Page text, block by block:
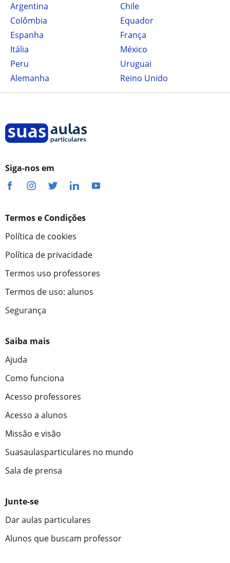
Argentina
Chile
Colômbia
Equador
Espanha
França
Itália
México
Peru
Uruguai
Alemanha
Reino Unido
Siga-nos em
Termos e Condições
Política de cookies
Política de privacidade
Termos uso professores
Termos de uso: alunos
Segurança
Saiba mais
Ajuda
Como funciona
Acesso professores
Acesso a alunos
Missão e visão
Suasaulasparticulares no mundo
Sala de prensa
Junte-se
Dar aulas particulares
Alunos que buscam professor